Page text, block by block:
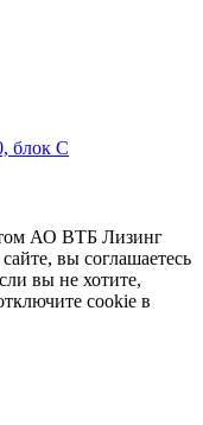
блок С
АО ВТБ Лизинг
вы соглашаетесь
вы не хотите,
cookie в